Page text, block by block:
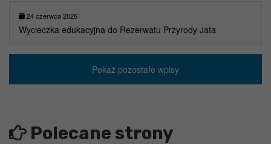
24 czerwca 2026
Wycieczka edukacyjna do Rezerwatu Przyrody Jata
Pokaż pozostałe wpisy
Polecane strony